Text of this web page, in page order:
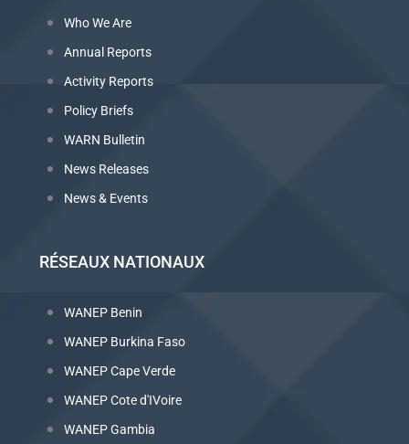
Who We Are
Annual Reports
Activity Reports
Policy Briefs
WARN Bulletin
News Releases
News & Events
RÉSEAUX NATIONAUX
WANEP Benin
WANEP Burkina Faso
WANEP Cape Verde
WANEP Cote d'IVoire
WANEP Gambia